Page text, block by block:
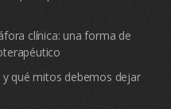
clínica: una forma de
y qué mitos debemos dejar